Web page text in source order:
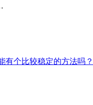
有个比较稳定的方法吗